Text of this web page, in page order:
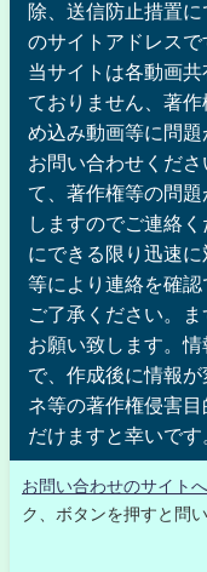
除、送信防止措置
のサイトアドレス
当サイトは各動画
ておりません、著
め込み動画等に問
お問い合わせくだ
て、著作権等の問
しますのでご連絡
にできる限り迅速
等により連絡を確認
ご了承ください。
お願い致します。
で、作成後に情報
ネ等の著作権侵害
だけますと幸いです
お問い合わせのサイト
ク、ボタンを押すと問